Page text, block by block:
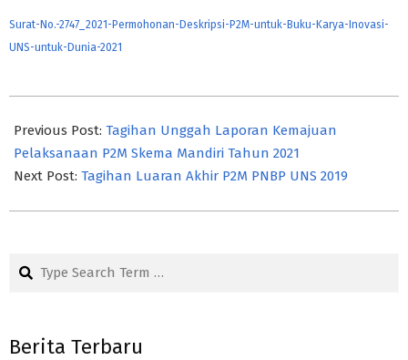
Surat-No.-2747_2021-Permohonan-Deskripsi-P2M-untuk-Buku-Karya-Inovasi-
UNS-untuk-Dunia-2021
09-
14
Previous Post: Tagihan Unggah Laporan Kemajuan
Pelaksanaan P2M Skema Mandiri Tahun 2021
Next Post: Tagihan Luaran Akhir P2M PNBP UNS 2019
Search
Berita Terbaru